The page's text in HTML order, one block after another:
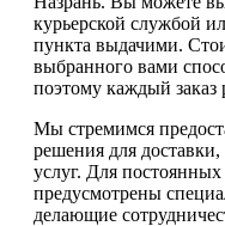
курьерской службой
пункта выдачими.
выбранного вами
поэтому каждый заказ
Мы стремимся
решения для
услуг. Для
предусмотрены
делающие